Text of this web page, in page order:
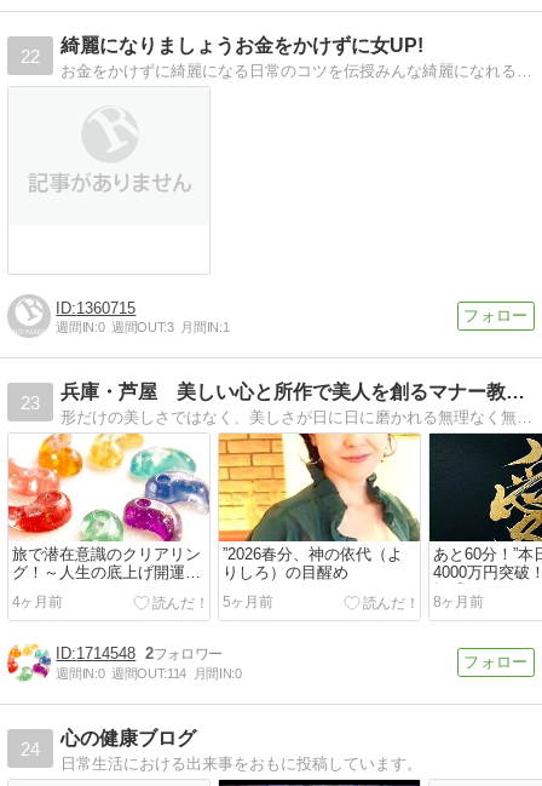
22
綺麗になりましょうお金をかけずに女UP!
1360715
週間IN:0 週間OUT:3 月間IN:1
23
兵庫・芦屋 美しい心と所作で美人を創るマナー教室 Gra…
旅で潜在意識のクリアリン
グ！～人生の底上げ開運旅
4ヶ月前
”2026春分、神の依代（よ
りしろ）の目醒め
5ヶ月前
あと60分！”本
4000万円突破
智『メディチ
ラファン支援”
8ヶ月前
1714548 2
週間IN:0 週間OUT:114 月間IN:0
24
心の健康ブログ
日常生活における出来事をおもに投稿しています。